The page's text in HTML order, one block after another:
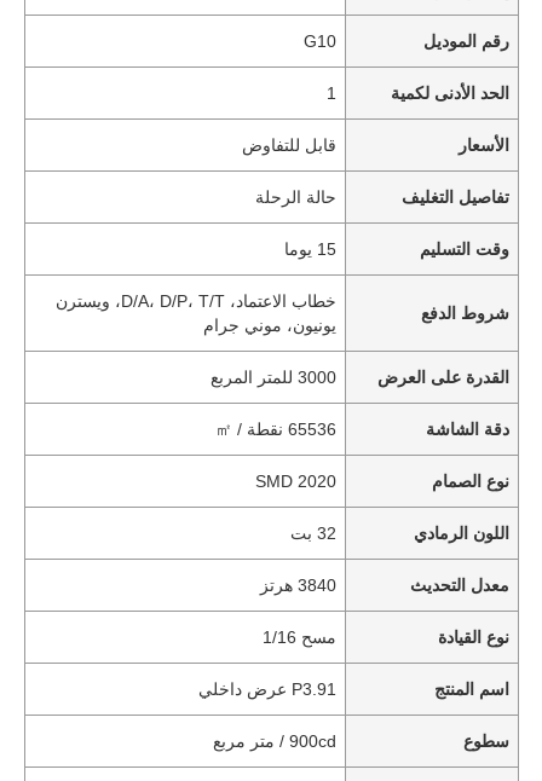
رقم الموديل G10
الحد الأدنى لكمية 1
الأسعار قابل للتفاوض
تفاصيل التغليف حالة الرحلة
وقت التسليم 15 يوما
شروط الدفع
خطاب الاعتماد، D/A، D/P، T/T، ويسترن
يونيون، موني جرام
القدرة على العرض 3000 للمتر المربع
دقة الشاشة 65536 نقطة / ㎡
نوع الصمام SMD 2020
اللون الرمادي 32 بت
معدل التحديث 3840 هرتز
نوع القيادة مسح 1/16
اسم المنتج P3.91 عرض داخلي
سطوع 900cd / متر مربع